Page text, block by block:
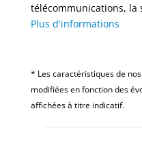
télécommunications, la
Plus d'informations
* Les caractéristiques de
modifiées en fonction des
affichées à titre indicatif.